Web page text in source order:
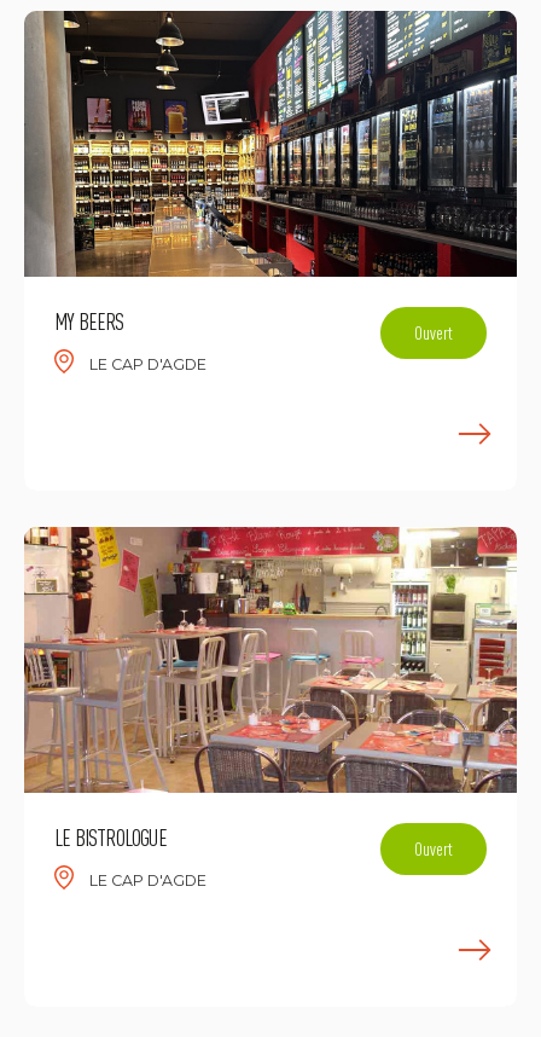
MY BEERS
LE CAP D'AGDE
Ouvert
LE BISTROLOGUE
LE CAP D'AGDE
Ouvert